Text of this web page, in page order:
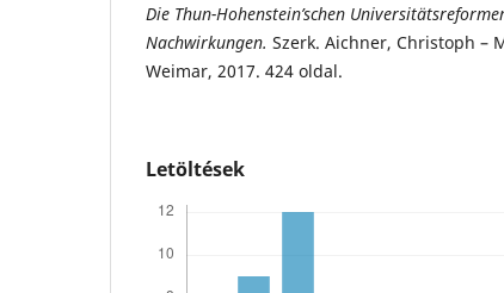
Die Thun-Hohenstein’schen
Nachwirkungen. Szerk. Aichner, Christoph –
Weimar, 2017. 424 oldal.
Letöltések